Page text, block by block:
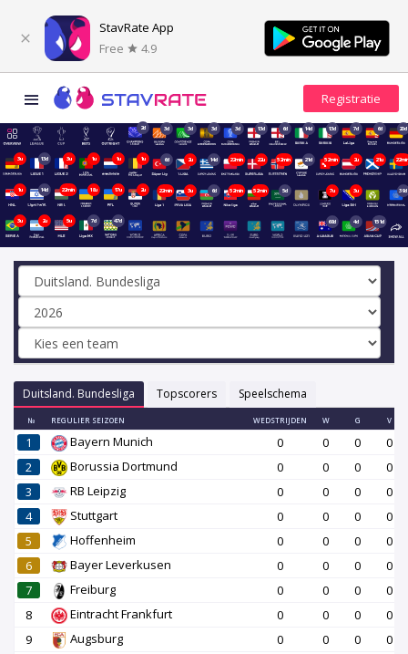
StavRate App
Free
4.9
2d 3d 3d 3d 3d 13d 6d 14d 13d 7d 6d 20d
3u 13d 3u 1u 1u 1u 6d 2u 14d 22min 22u 52min 21d 52min 2u 21u
1u 14d 22min 18u 17u 2u 22min 3u 6d 52min 52min 5d 7u 3u 39d
3u 2u 5u 7d 47d 68d 4d 151d
Duitsland. Bundesliga Topscorers Speelschema
№ REGULIER SEIZOEN WEDSTRIJDEN W G V
1 Bayern Munich 0 0 0
0
2
Borussia Dortmund 0 0 0
0
3
RB Leipzig 0 0 0
0
4
Stuttgart 0 0 0
0
5
Hoffenheim 0 0 0
0
6
Bayer Leverkusen 0 0 0
0
7
Freiburg 0 0 0
0
8
Eintracht Frankfurt 0 0 0
0
9
Augsburg 0 0 0
0